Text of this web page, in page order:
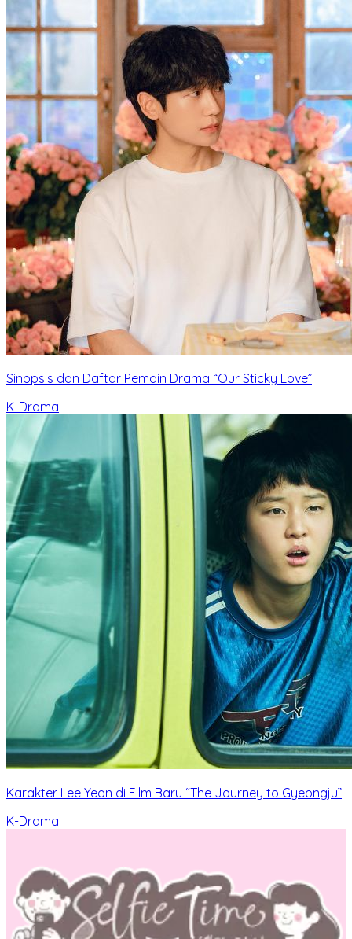
Sinopsis dan Daftar Pemain Drama “Our Sticky Love”
K-Drama
Karakter Lee Yeon di Film Baru “The Journey to Gyeongju”
K-Drama